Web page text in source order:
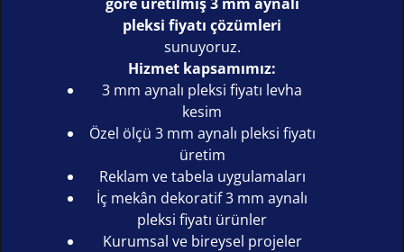
pleksi fiyatı çözümleri
sunuyoruz.
Hizmet kapsamımız:
3 mm aynalı pleksi fiyatı levha
kesim
Özel ölçü 3 mm aynalı pleksi fiyatı
üretim
Reklam ve tabela uygulamaları
İç mekân dekoratif 3 mm aynalı
pleksi fiyatı ürünler
Kurumsal ve bireysel projeler